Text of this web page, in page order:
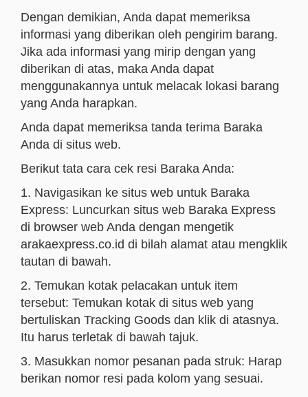
Dengan demikian, Anda dapat memeriksa
informasi yang diberikan oleh pengirim barang.
Jika ada informasi yang mirip dengan yang
diberikan di atas, maka Anda dapat
menggunakannya untuk melacak lokasi barang
yang Anda harapkan.
Anda dapat memeriksa tanda terima Baraka
Anda di situs web.
Berikut tata cara cek resi Baraka Anda:
1. Navigasikan ke situs web untuk Baraka
Express: Luncurkan situs web Baraka Express
di browser web Anda dengan mengetik
arakaexpress.co.id di bilah alamat atau mengklik
tautan di bawah.
2. Temukan kotak pelacakan untuk item
tersebut: Temukan kotak di situs web yang
bertuliskan Tracking Goods dan klik di atasnya.
Itu harus terletak di bawah tajuk.
3. Masukkan nomor pesanan pada struk: Harap
berikan nomor resi pada kolom yang sesuai.